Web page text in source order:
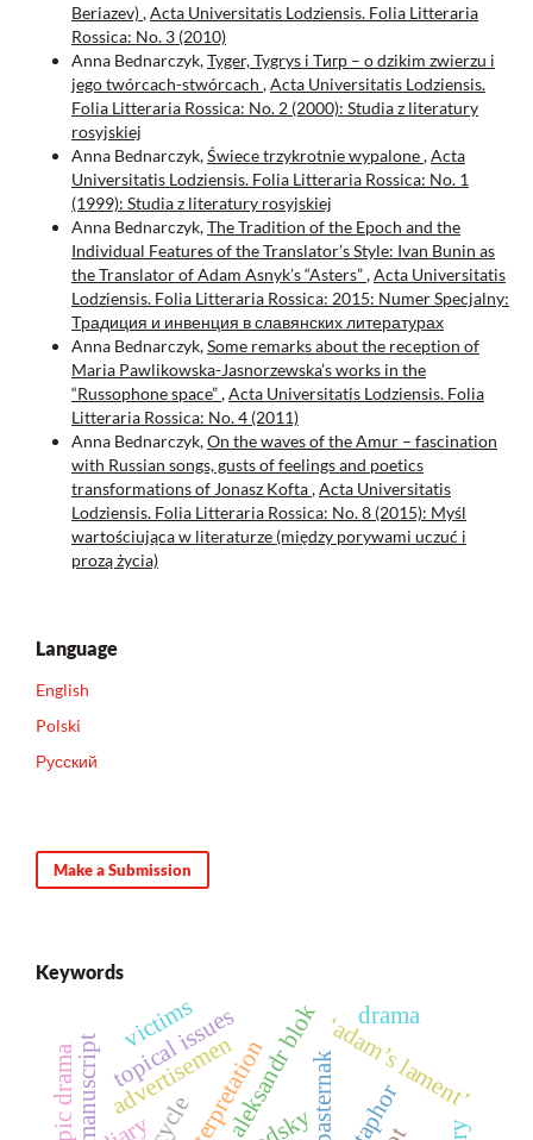
Beriazev),Acta Universitatis Lodziensis. Folia Litteraria
Rossica: No. 3 (2010)
Anna Bednarczyk,Tyger, Tygrys i Тигр – o dzikim zwierzu i
jego twórcach-stwórcach ,Acta Universitatis Lodziensis.
Folia Litteraria Rossica: No. 2 (2000): Studia z literatury
rosyjskiej
Anna Bednarczyk,Świece trzykrotnie wypalone,Acta
Universitatis Lodziensis. Folia Litteraria Rossica: No. 1
(1999): Studia z literatury rosyjskiej
Anna Bednarczyk,The Tradition of the Epoch and the
Individual Features of the Translator’s Style: Ivan Bunin as
the Translator of Adam Asnyk’s “Asters”,Acta Universitatis
Lodziensis. Folia Litteraria Rossica: 2015: Numer Specjalny:
Традиция и инвенция в славянских литературах
Anna Bednarczyk,Some remarks about the reception of
Maria Pawlikowska-Jasnorzewska’s works in the
“Russophone space”,Acta Universitatis Lodziensis. Folia
Litteraria Rossica: No. 4 (2011)
Anna Bednarczyk,On the waves of the Amur – fascination
with Russian songs, gusts of feelings and poetics
transformations of Jonasz Kofta,Acta Universitatis
Lodziensis. Folia Litteraria Rossica: No. 8 (2015): Myśl
wartościująca w literaturze (między porywami uczuć i
prozą życia)
Language
English
Polski
Русский
Make a Submission
Keywords
interpretation ‘adam’s lament’
advertisemen
topical issuesaleksandr blok
victims drama